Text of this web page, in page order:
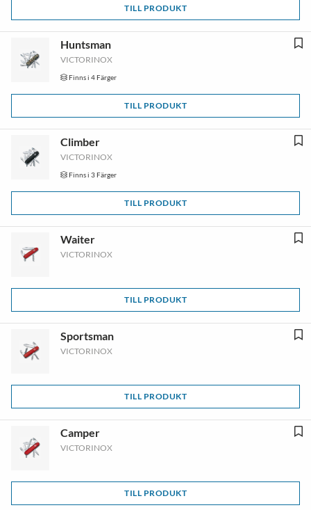
TILL PRODUKT
Huntsman
VICTORINOX
Finns i 4 Färger
TILL PRODUKT
Climber
VICTORINOX
Finns i 3 Färger
TILL PRODUKT
Waiter
VICTORINOX
TILL PRODUKT
Sportsman
VICTORINOX
TILL PRODUKT
Camper
VICTORINOX
TILL PRODUKT